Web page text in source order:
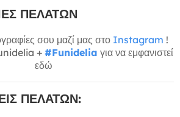
ΠΕΛΑΤΏΝ
σου μαζί μας στο Instagram !
+ #Funidelia για να εμφανιστεί
εδώ
ΠΕΛΑΤΏΝ: